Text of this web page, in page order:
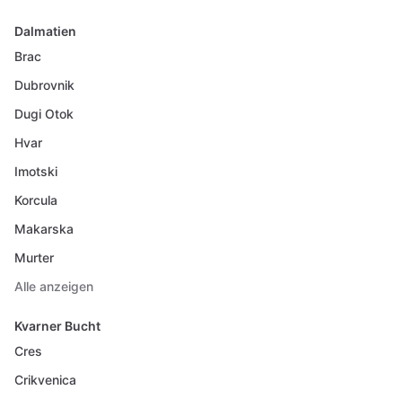
Dalmatien
Brac
Dubrovnik
Dugi Otok
Hvar
Imotski
Korcula
Makarska
Murter
Alle anzeigen
Kvarner Bucht
Cres
Crikvenica